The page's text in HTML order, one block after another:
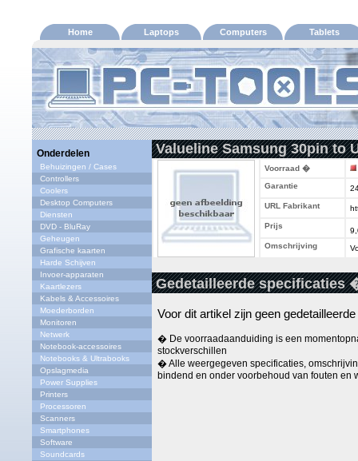
Home Laptops Computers Tablets
Onderdelen
Behuizingen / Cases
Controllers
Coolers
Desktop Computers
Diensten
DVD - BluRay
Geheugen
Grafische kaarten
Harde Schijven
Invoer-apparaten
Kaartlezers
Kabels & Accessoires
Moederborden
Monitoren
Netwerk
Notebook-accessoires
Notebooks & Ultrabooks
Opslagmedia
Power Supplies
Printers
Processoren
Scanners
Smartphones
Software
Soundcards
Valueline Samsung 30pin to
Voorraad �
Garantie
URL Fabrikant
Prijs
Omschrijving
Gedetailleerde specificaties
Voor dit artikel zijn geen
� De voorraadaanduiding is een
stockverschillen
� Alle weergegeven specificaties,
bindend en onder voorbehoud van fouten en